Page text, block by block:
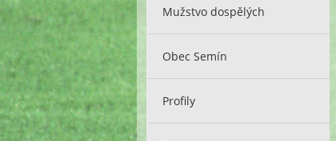
Mužstvo dospělých
Obec Semín
Profily